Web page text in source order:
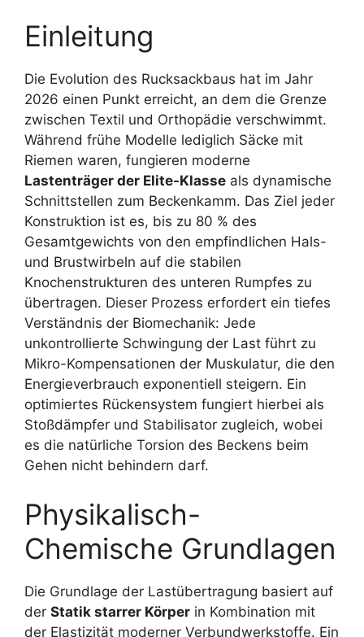
Einleitung
Die Evolution des Rucksackbaus hat im Jahr
2026 einen Punkt erreicht, an dem die Grenze
zwischen Textil und Orthopädie verschwimmt.
Während frühe Modelle lediglich Säcke mit
Riemen waren, fungieren moderne
Lastenträger der Elite-Klasse als dynamische
Schnittstellen zum Beckenkamm. Das Ziel jeder
Konstruktion ist es, bis zu 80 % des
Gesamtgewichts von den empfindlichen Hals-
und Brustwirbeln auf die stabilen
Knochenstrukturen des unteren Rumpfes zu
übertragen. Dieser Prozess erfordert ein tiefes
Verständnis der Biomechanik: Jede
unkontrollierte Schwingung der Last führt zu
Mikro-Kompensationen der Muskulatur, die den
Energieverbrauch exponentiell steigern. Ein
optimiertes Rückensystem fungiert hierbei als
Stoßdämpfer und Stabilisator zugleich, wobei
es die natürliche Torsion des Beckens beim
Gehen nicht behindern darf.
Physikalisch-
Chemische Grundlagen
Die Grundlage der Lastübertragung basiert auf
der Statik starrer Körper in Kombination mit
der Elastizität moderner Verbundwerkstoffe. Ein